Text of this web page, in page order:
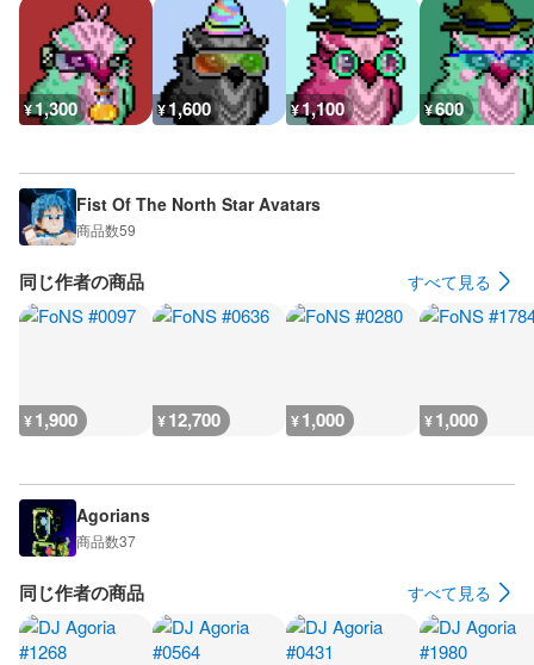
¥1,300 ¥1,600 ¥1,100 ¥600
Fist Of The North Star Avatars
商品数59
同じ作者の商品 すべて見る
¥1,900 ¥12,700 ¥1,000 ¥1,000
Agorians
商品数37
同じ作者の商品 すべて見る